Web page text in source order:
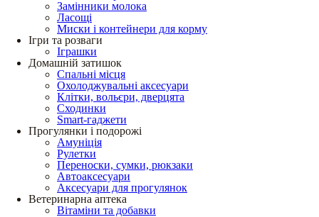
Замінники молока
Ласощі
Миски і контейнери для корму
Ігри та розваги
Іграшки
Домашній затишок
Спальні місця
Охолоджувальні аксесуари
Клітки, вольєри, дверцята
Сходинки
Smart-гаджети
Прогулянки і подорожі
Амуніція
Рулетки
Переноски, сумки, рюкзаки
Автоаксесуари
Аксесуари для прогулянок
Ветеринарна аптека
Вітаміни та добавки